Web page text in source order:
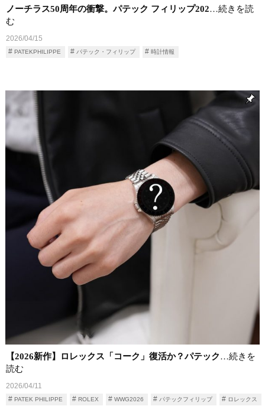
ノーチラス50周年の衝撃。パテック フィリップ202…続きを読
む
2026/04/15
PATEKPHILIPPE パテック・フィリップ 時計情報
【2026新作】ロレックス「コーク」復活か？パテック …続きを
読む
2026/04/11
PATEK PHILIPPE ROLEX WWG2026 パテックフィリップ ロレックス